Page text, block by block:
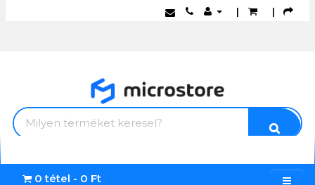
| |
0 tétel - 0 Ft